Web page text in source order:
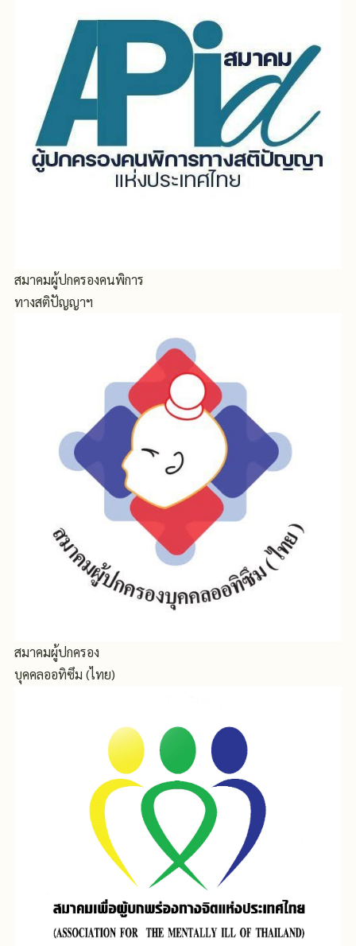
สมาคมผู้ปกครองคนพิการ
ทางสติปัญญาฯ
สมาคมผู้ปกครอง
บุคคลออทิซึม (ไทย)